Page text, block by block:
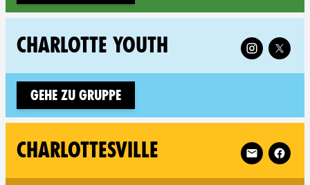
CHARLOTTE YOUTH Follow XR
Gehe zu Gruppe
CHARLOTTESVILLE Follow XR